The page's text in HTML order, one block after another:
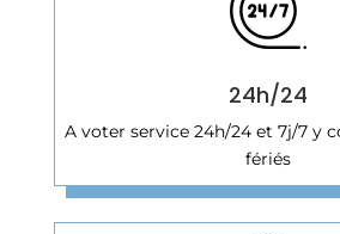
24h/24
A voter service 24h/24 et 7j/7 y
fériés